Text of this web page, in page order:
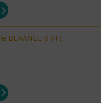
BERANGE (H/F)